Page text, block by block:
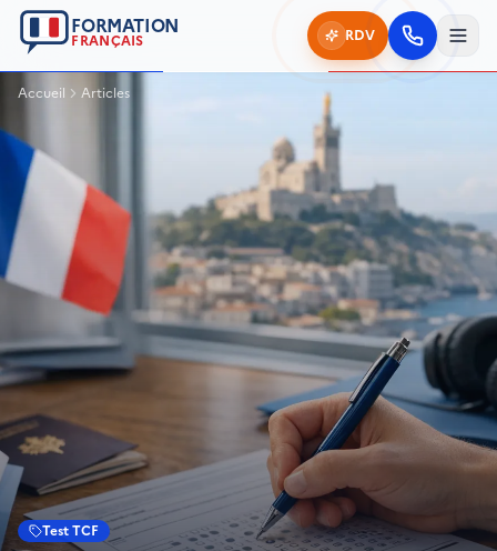
FORMATION
FRANÇAIS RDV
Accueil Articles
Test TCF